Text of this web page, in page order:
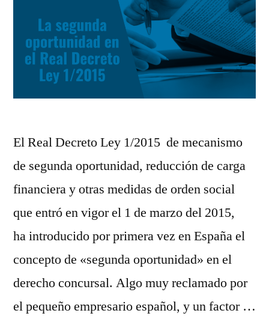
El Real Decreto Ley 1/2015 de mecanismo
de segunda oportunidad, reducción de carga
financiera y otras medidas de orden social
que entró en vigor el 1 de marzo del 2015,
ha introducido por primera vez en España el
concepto de «segunda oportunidad» en el
derecho concursal. Algo muy reclamado por
el pequeño empresario español, y un factor …